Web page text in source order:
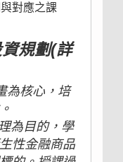
對應之課
規劃(詳
為核心，培
為目的，學
性金融商品